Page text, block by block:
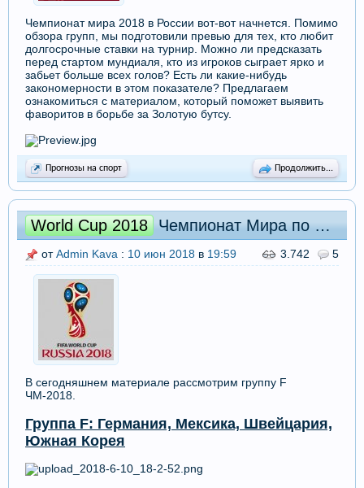
Чемпионат мира 2018 в России вот-вот начнется. Помимо
обзора групп, мы подготовили превью для тех, кто любит
долгосрочные ставки на турнир. Можно ли предсказать
перед стартом мундиаля, кто из игроков сыграет ярко и
забьет больше всех голов? Есть ли какие-нибудь
закономерности в этом показателе? Предлагаем
ознакомиться с материалом, который поможет выявить
фаворитов в борьбе за Золотую бутсу.
Продолжить...
Прогнозы на спорт
World Cup 2018 Чемпионат Мира по футболу 2018. Группа F: превью и прогнозы
5
3.742
от Admin Kava : 10 июн 2018 в 19:59
В сегодняшнем материале рассмотрим группу F
ЧМ-2018.
Группа F: Германия, Мексика, Швейцария,
Южная Корея